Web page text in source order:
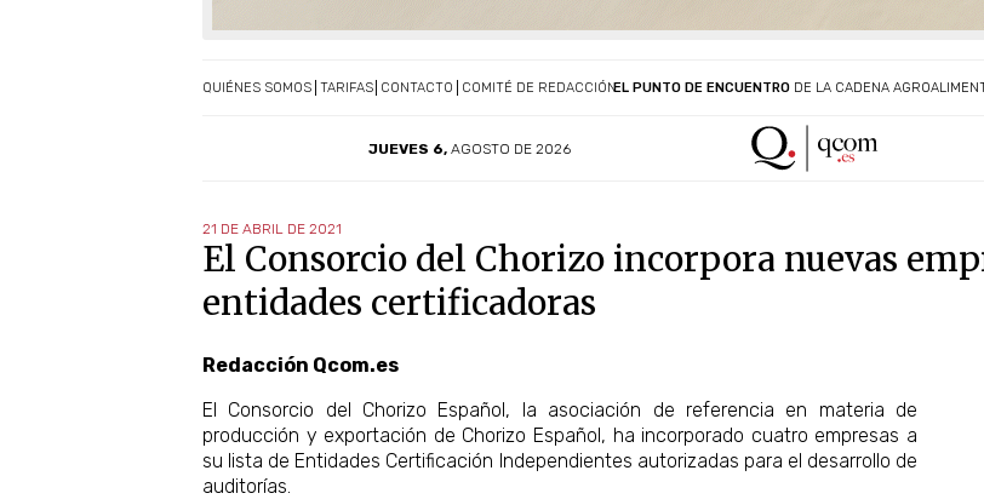
QUIÉNES SOMOS TARIFAS CONTACTO COMITÉ DE REDACCIÓNEL PUNTO DE ENCUENTRODE LA CADENA
JUEVES 6, AGOSTO DE 2026
21 DE ABRIL DE 2021
El Consorcio del Chorizo incorpora nuevas
entidades certificadoras
Redacción Qcom.es
El Consorcio del Chorizo Español, la asociación de referencia en materia de
producción y exportación de Chorizo Español, ha incorporado cuatro empresas a
su lista de Entidades Certificación Independientes autorizadas para el desarrollo de
auditorías.